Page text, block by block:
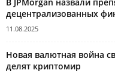
децентрализованных
11.08.2025
Новая валютная война
делят криптомир